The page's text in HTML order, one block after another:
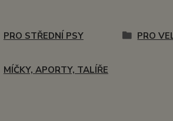
PRO STŘEDNÍ PSY PRO
MÍČKY, APORTY, TALÍŘE